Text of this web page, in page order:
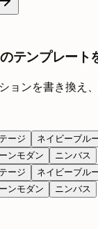
テンプレート
ョンを書き換え、
ージ ネイビーブル
ンモダン
ニンバス
ージ ネイビーブル
ンモダン ニンバス